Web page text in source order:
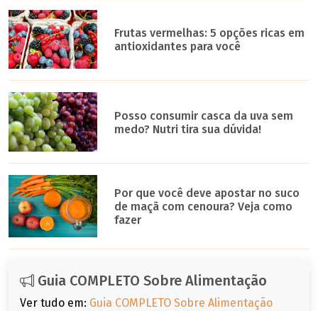
Frutas vermelhas: 5 opções ricas em
antioxidantes para você
Posso consumir casca da uva sem
medo? Nutri tira sua dúvida!
Por que você deve apostar no suco
de maçã com cenoura? Veja como
fazer
Guia COMPLETO Sobre Alimentação
Ver tudo em: Guia COMPLETO Sobre Alimentação